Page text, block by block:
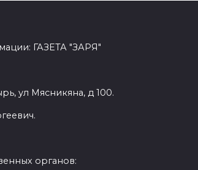
ГАЗЕТА "ЗАРЯ"
ул Мясникяна, д 100.
органов: